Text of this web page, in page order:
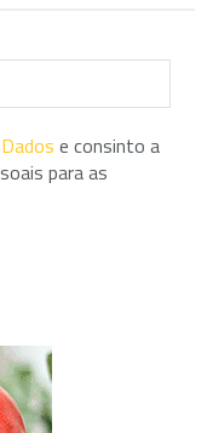
e consinto a
para as